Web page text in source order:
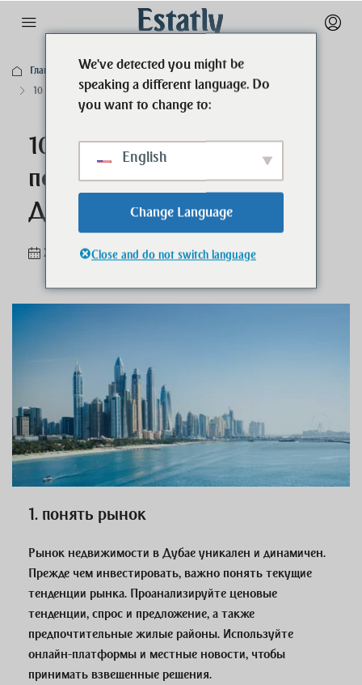
Главная
Бизнес
10 советов для успешной покупки недвижимости в Дубае
10 советов для успешной
покупки недвижимости в
Дубае
2 года назад Бизнес,Недвижимость
1. понять рынок
Рынок недвижимости в Дубае уникален и динамичен.
Прежде чем инвестировать, важно понять текущие
тенденции рынка. Проанализируйте ценовые
тенденции, спрос и предложение, а также
предпочтительные жилые районы. Используйте
онлайн-платформы и местные новости, чтобы
принимать взвешенные решения.
We've detected you might be
speaking a different language. Do
you want to change to:
English
Change Language
Close and do not switch language